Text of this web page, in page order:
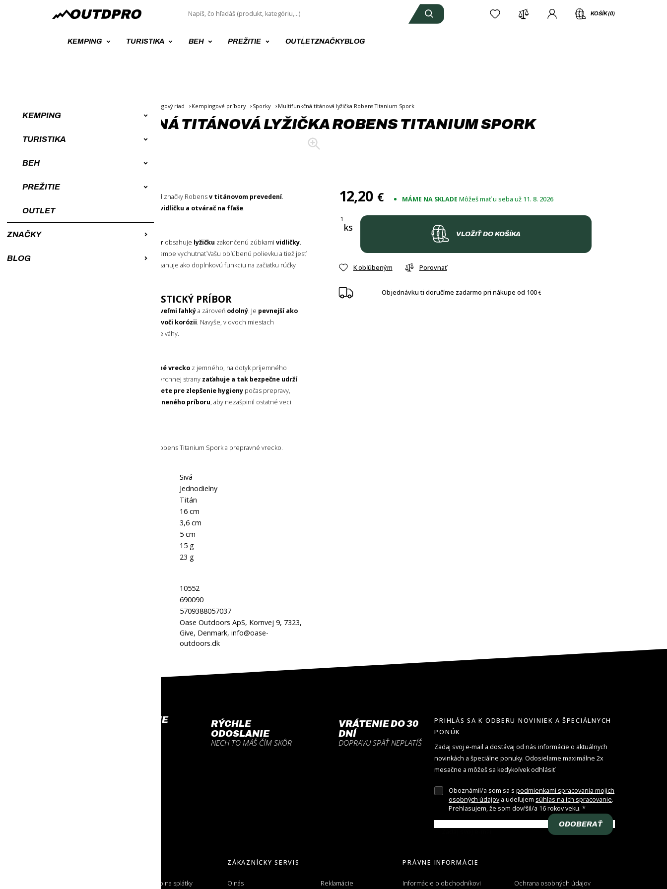
KOŠÍK (0)
KEMPING TURISTIKA BEH PREŽITIE OUTLETZNAČKYBLOG
KEMPING
TURISTIKA
BEH
PREŽITIE
OUTLET
ZNAČKY
BLOG
Kempingový riad Kempingové príbory Sporky Multifunkčná titánová lyžička Robens Titanium Spork
MULTIFUNKČNÁ TITÁNOVÁ LYŽIČKA ROBENS TITANIUM SPORK
12,20 € MÁME NA SKLADEMôžeš mať u seba už 11. 8. 2026
ks
VLOŽIŤ DO KOŠÍKA
K obľúbeným Porovnať
Objednávku ti doručíme zadarmo pri nákupe od 100€
od značky Robensv titánovom prevedení.
V jednom nástroji
obsahuje lyžičku, vidličku a otvárač na fľaše.
jednodielny turistický príbor obsahuje lyžičku zakončenú zúbkami vidličky.
Môžete si tak počas turistiky alebo v kempe vychutnať Vašu obľúbenú polievku a tiež jesť
hlavné jedlo. Navyše, tento príbor obsahuje ako doplnkovú funkciu na začiatku rúčky
ĽAHKÝ A ODOLNÝ TURISTICKÝ PRÍBOR
príbor veľmi ľahkýa zároveň odolný. Je pevnejší ako
zachováva odolnosť voči korózii. Navyše, v dvoch miestach
pre dodatočné zníženie váhy.
praktické prepravné vrecko z jemného, na dotyk príjemného
. Vrecko sa z vrchnej strany zaťahuje a tak bezpečne udrží
vrecko využijete pre zlepšenie hygieny počas prepravy,
pre uloženie zašpineného príboru, aby nezašpinil ostatné veci
Súčasťou balenia je samotný príbor Robens Titanium Spork a prepravné vrecko.
Sivá
Jednodielny
Titán
16 cm
3,6 cm
5 cm
15 g
23 g
10552
690090
5709388057037
Oase Outdoors ApS, Kornvej 9, 7323,
Give, Denmark, info@oase-
outdoors.dk
PROFESIONÁLNE
RÝCHLE
ODOSLANIE
NECH TO MÁŠ ČÍM SKÔR
VRÁTENIE DO 30
DNÍ
DOPRAVU SPÄŤ NEPLATÍŠ
PRIHLÁS SA K ODBERU NOVINIEK A ŠPECIÁLNYCH
PONÚK
Zadaj svoj e-mail a dostávaj od nás informácie o aktuálnych
novinkách a špeciálne ponuky. Odosielame maximálne 2x
mesačne a môžeš sa kedykoľvek odhlásiť
Oboznámil/a som sa spodmienkami spracovania mojich
osobných údajova udeľujem súhlas na ich spracovanie.
Prehlasujem, že som dovŕšil/a 16 rokov veku.
ODOBERAŤ
Nákup na splátky
ZÁKAZNÍCKY SERVIS
O nás Reklamácie
PRÁVNE INFORMÁCIE
Informácie o obchodníkovi Ochrana osobných údajov